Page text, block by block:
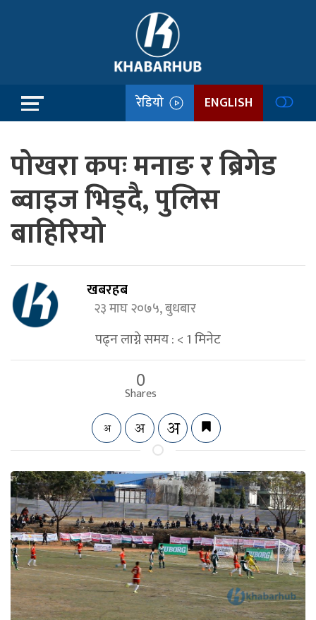
रेडियो ENGLISH
पोखरा कपः मनाङ र ब्रिगेड
ब्वाइज भिड्दै, पुलिस
बाहिरियो
खबरहब
२३ माघ २०७५, बुधबार
पढ्न लाग्ने समय :< 1मिनेट
0
Shares